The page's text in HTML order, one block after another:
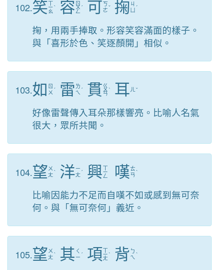
102.笑ㄒ
ㄧ
ㄠ
ˋ 容 ㄖ
ㄨ
ㄥ
ˊ 可ㄎ
ㄜˇ 掬 ㄐ
ˊ
掬，用兩手捧取。形容笑容滿面的樣子。
與「喜形於色、笑逐顏開」相似。
103.如 ㄖ
ㄨ ˊ 雷 ㄌ
ㄟ ˊ 貫ㄍ
ㄨ
ㄢ
ˋ 耳 ㄦ ˇ
好像雷聲傳入耳朵那樣響亮。比喻人名氣
很大，眾所共聞。
104.望 ㄨ
ㄤˋ 洋ㄧ
ㄤ ˊ 興ㄒ
ㄧ
ㄥ 嘆ㄊ
ㄢˋ
比喻因能力不足而自嘆不如或感到無可奈
何。與「無可奈何」義近。
105.望 ㄨ
ㄤˋ 其 ㄑ
ㄧ ˊ 項 ㄒ
ㄧ
ㄤ
ˋ 背 ㄅ
ㄟ ˋ